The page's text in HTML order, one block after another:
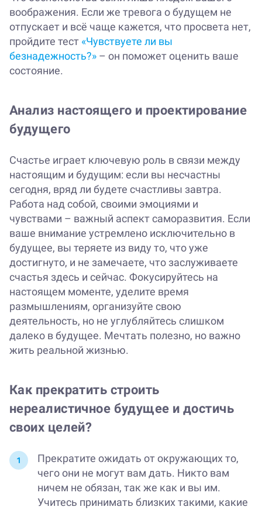
воображения. Если же тревога о будущем не
отпускает и всё чаще кажется, что просвета нет,
пройдите тест «Чувствуете ли вы
безнадежность?» – он поможет оценить ваше
состояние.
Анализ настоящего и проектирование
будущего
Счастье играет ключевую роль в связи между
настоящим и будущим: если вы несчастны
сегодня, вряд ли будете счастливы завтра.
Работа над собой, своими эмоциями и
чувствами – важный аспект саморазвития. Если
ваше внимание устремлено исключительно в
будущее, вы теряете из виду то, что уже
достигнуто, и не замечаете, что заслуживаете
счастья здесь и сейчас. Фокусируйтесь на
настоящем моменте, уделите время
размышлениям, организуйте свою
деятельность, но не углубляйтесь слишком
далеко в будущее. Мечтать полезно, но важно
жить реальной жизнью.
Как прекратить строить
нереалистичное будущее и достичь
своих целей?
Прекратите ожидать от окружающих то,
чего они не могут вам дать. Никто вам
ничем не обязан, так же как и вы им.
Учитесь принимать близких такими, какие